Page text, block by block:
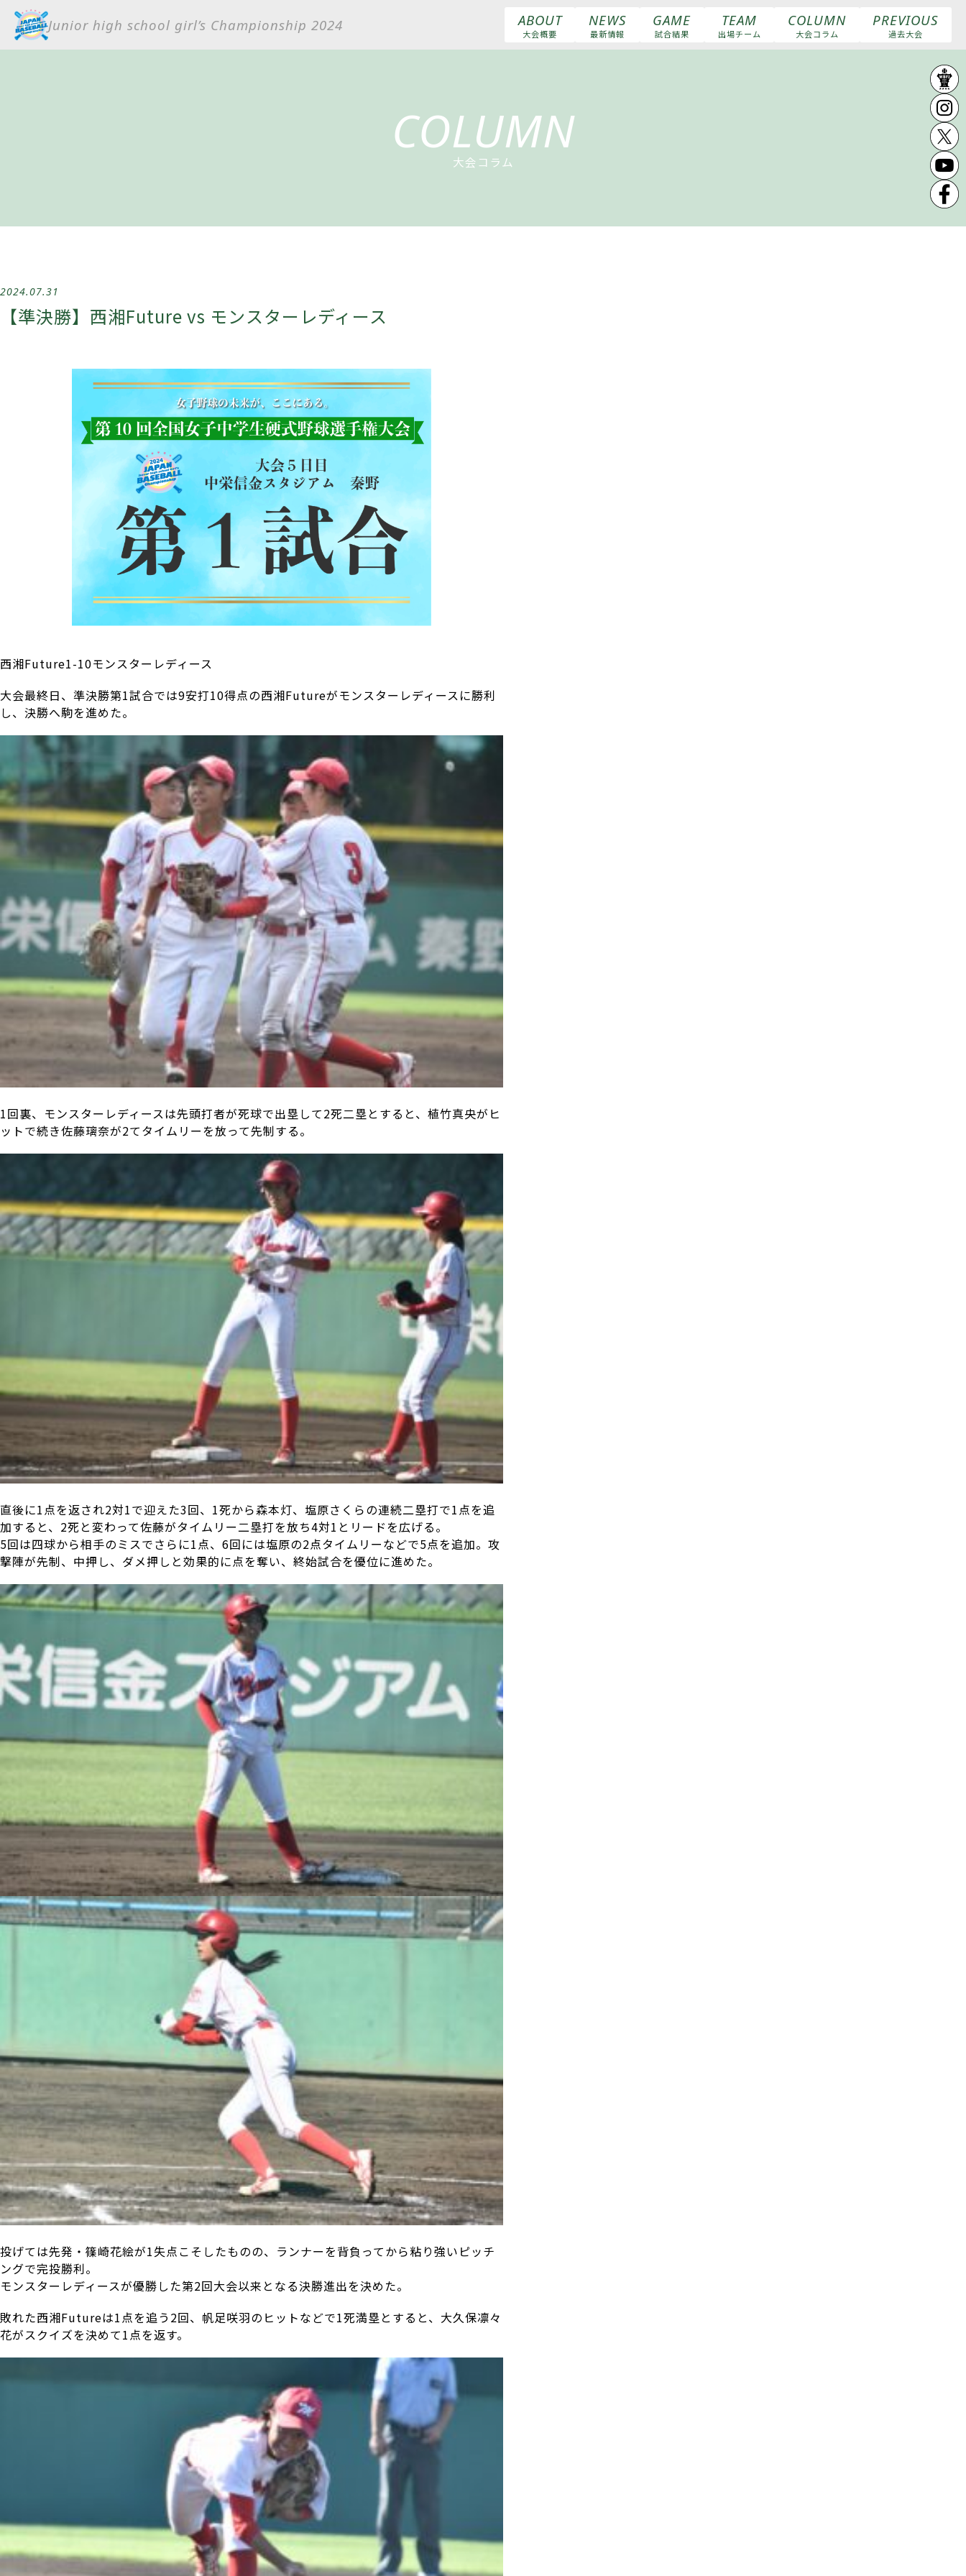
Junior high school girl’s Championship 2024 ABOUT
大会概要
NEWS
最新情報
GAME
試合結果
TEAM
出場チーム
COLUMN
大会コラム
PREVIOUS
過去大会
COLUMN
大会コラム
2024.07.31
【準決勝】西湘Future vs モンスターレディース
西湘Future1-10モンスターレディース
大会最終日、準決勝第1試合では9安打10得点の西湘Futureがモンスターレディースに勝利
し、決勝へ駒を進めた。
1回裏、モンスターレディースは先頭打者が死球で出塁して2死二塁とすると、植竹真央がヒ
ットで続き佐藤璃奈が2てタイムリーを放って先制する。
直後に1点を返され2対1で迎えた3回、1死から森本灯、塩原さくらの連続二塁打で1点を追
加すると、2死と変わって佐藤がタイムリー二塁打を放ち4対1とリードを広げる。
5回は四球から相手のミスでさらに1点、6回には塩原の2点タイムリーなどで5点を追加。攻
撃陣が先制、中押し、ダメ押しと効果的に点を奪い、終始試合を優位に進めた。
投げては先発・篠崎花絵が1失点こそしたものの、ランナーを背負ってから粘り強いピッチ
ングで完投勝利。
モンスターレディースが優勝した第2回大会以来となる決勝進出を決めた。
敗れた西湘Futureは1点を追う2回、帆足咲羽のヒットなどで1死満塁とすると、大久保凛々
花がスクイズを決めて1点を返す。